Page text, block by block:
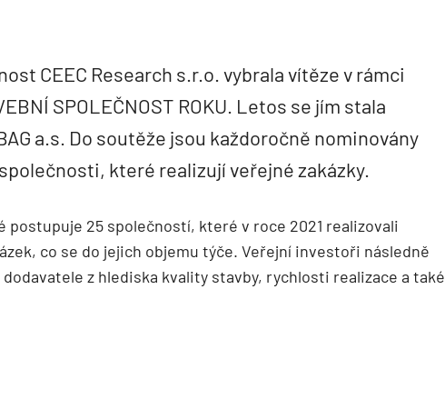
CEEC Research s.r.o. vybrala vítěze v rámci
SPOLEČNOST ROKU. Letos se jím stala
a.s. Do soutěže jsou každoročně nominovány
které realizují veřejné zakázky.
postupuje 25 společností, které v roce 2021 realizovali
co se do jejich objemu týče. Veřejní investoři následně
z hlediska kvality stavby, rychlosti realizace a také